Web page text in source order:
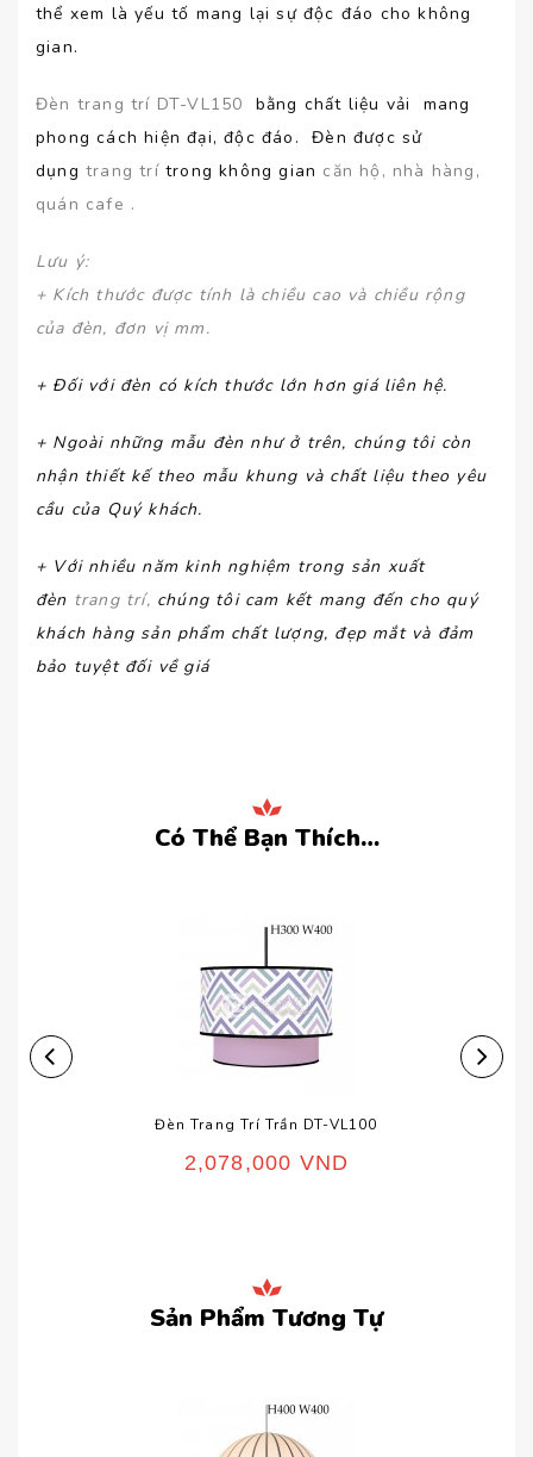
thể xem là yếu tố mang lại sự độc đáo cho không
gian.
Đèn trang trí DT-VL150 bằng chất liệu vải mang
phong cách hiện đại, độc đáo. Đèn được sử
dụng trang trí trong không gian căn hộ, nhà hàng,
quán cafe .
Lưu ý:
+ Kích thước được tính là chiều cao và chiều rộng
của đèn, đơn vị mm.
+ Đối với đèn có kích thước lớn hơn giá liên hệ.
+ Ngoài những mẫu đèn như ở trên, chúng tôi còn
nhận thiết kế theo mẫu khung và chất liệu theo yêu
cầu của Quý khách.
+ Với nhiều năm kinh nghiệm trong sản xuất
đèn trang trí, chúng tôi cam kết mang đến cho quý
khách hàng sản phẩm chất lượng, đẹp mắt và đảm
bảo tuyệt đối về giá
Có Thể Bạn Thích…
Đèn Trang Trí Trần DT-VL100
2,078,000 VND
Sản Phẩm Tương Tự